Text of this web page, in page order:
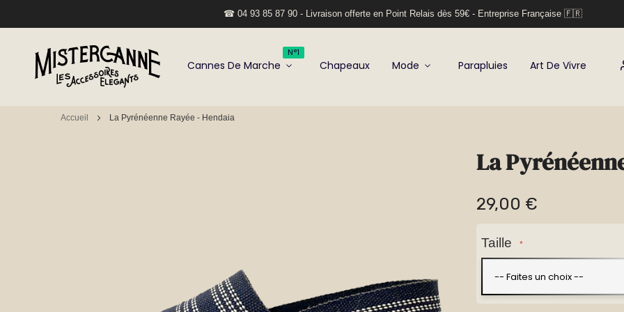
☎ 04 93 85 87 90 - Livraison offerte en Point Relais dès 59€ - Entreprise Française 🇫🇷
Cannes De Marche
N°1
Chapeaux Mode Parapluies Art De Vivre
Accueil La Pyrénéenne Rayée - Hendaia
La
29,00 €
Taille